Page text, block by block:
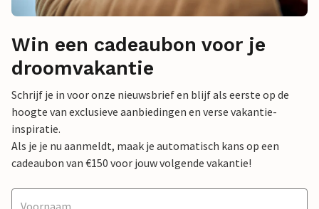
Win een cadeaubon voor je
droomvakantie
Schrijf je in voor onze nieuwsbrief en blijf als eerste op de
hoogte van exclusieve aanbiedingen en verse vakantie-
inspiratie.
Als je je nu aanmeldt, maak je automatisch kans op een
cadeaubon van €150 voor jouw volgende vakantie!